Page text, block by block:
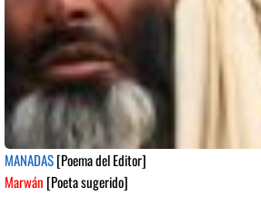
MANADAS[Poema del Editor]
Marwán [Poeta sugerido]